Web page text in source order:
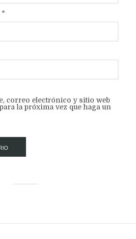
*
correo electrónico y sitio web
la próxima vez que haga un